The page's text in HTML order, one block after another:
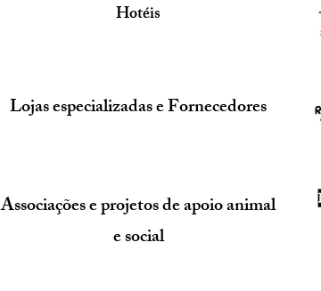
Hotéis
Lojas especializadas e Fornecedores
Associações e projetos de apoio animal
e social